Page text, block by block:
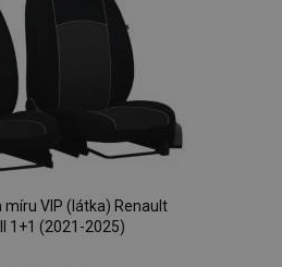
VIP (látka) Renault
1+1 (2021-2025)